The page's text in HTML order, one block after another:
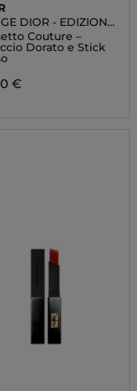
DIOR - EDIZIONE
Couture –
Dorato e Stick
€